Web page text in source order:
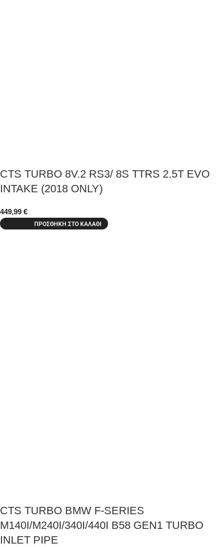
CTS TURBO 8V.2 RS3/ 8S TTRS 2.5T EVO
INTAKE (2018 ONLY)
449,99 €
ΠΡΟΣΘΉΚΗ ΣΤΟ ΚΑΛΆΘΙ
CTS TURBO BMW F-SERIES
M140I/M240I/340I/440I B58 GEN1 TURBO
INLET PIPE